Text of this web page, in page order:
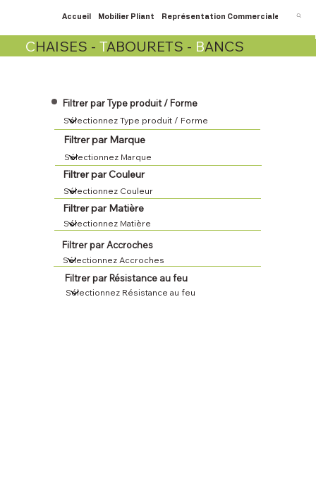
Accueil Mobilier Pliant Représentation Commerciale SAV
CHAISES - TABOURETS - BANCS
Filtrer par Type produit / Forme
Filtrer par Marque
Filtrer par Couleur
Filtrer par Matière
Filtrer par Accroches
Filtrer par Résistance au feu